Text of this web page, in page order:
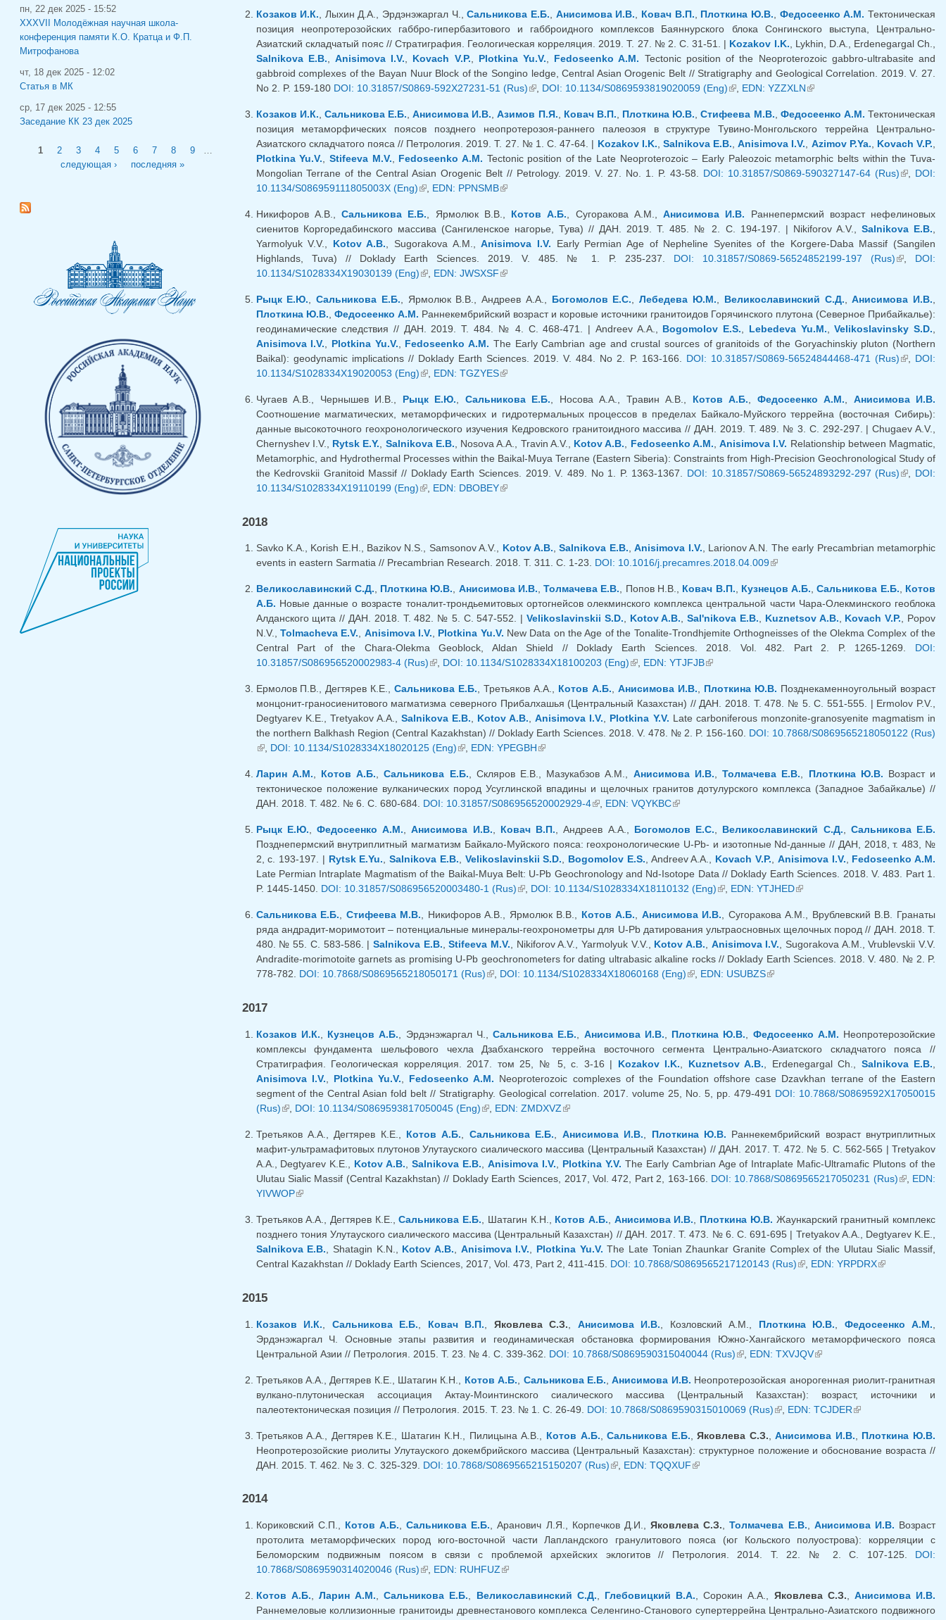
Козаков И.К. , Лыхин Д.А., Эрдэнэжаргал Ч.,Сальникова Е.Б. Анисимова И.В. Ковач В.П. Плоткина Ю.В. Федосеенко А.М. Тектоническая
позиция неопротерозойских габбро-гипербазитового и габброидного комплексов Баяннурского блока Сонгинского выступа, Центрально-
Азиатский складчатый пояс // Стратиграфия. Геологическая корреляция. 2019. Т. 27. № 2. С. 31-51. | Kozakov I.K. , Lykhin, D.A., Erdenegargal Ch.,
Salnikova E.B.
Anisimova I.V. Kovach V.P. Plotkina Yu.V. Fedoseenko A.M. Tectonic position of the Neoproterozoic gabbro-ultrabasite and
gabbroid complexes of the Bayan Nuur Block of the Songino ledge, Central Asian Orogenic Belt // Stratigraphy and Geological Correlation. 2019. V. 27.
No 2. P. 159-180 DOI: 10.31857/S0869-592X27231-51 (Rus)(внешняя ссылка)
, DOI: 10.1134/S0869593819020059 (Eng)(внешняя ссылка)
, EDN: YZZXLN(внешняя ссылка)
Козаков И.К. Сальникова Е.Б. ,Анисимова И.В. ,Азимов П.Я. Ковач В.П. Плоткина Ю.В. ,Стифеева М.В. Федосеенко А.М. Тектоническая
позиция метаморфических поясов позднего неопротерозоя-раннего палеозоя в структуре Тувино-Монгольского террейна Центрально-
Азиатского складчатого пояса // Петрология. 2019. Т. 27. № 1. С. 47-64. | Kozakov I.K. Salnikova E.B. ,Anisimova I.V. Azimov P.Ya. Kovach V.P.
Plotkina Yu.V.
Stifeeva M.V. Fedoseenko A.M. Tectonic position of the Late Neoproterozoic – Early Paleozoic metamorphic belts within the Tuva-
Mongolian Terrane of the Central Asian Orogenic Belt // Petrology. 2019. V. 27. No. 1. P. 43-58. DOI: 10.31857/S0869-590327147-64 (Rus)(внешняя
DOI:
10.1134/S086959111805003X (Eng)(внешняя ссылка)
, EDN: PPNSMB(внешняя ссылка)
Никифоров А.В., Сальникова Е.Б. , Ярмолюк В.В., Котов А.Б. , Сугоракова А.М., Анисимова И.В. Раннепермский возраст нефелиновых
сиенитов Коргоредабинского массива (Сангиленское нагорье, Тува) // ДАН. 2019. Т. 485. № 2. С. 194-197. | Nikiforov A.V., Salnikova E.B.
Yarmolyuk V.V., Kotov A.B. , Sugorakova A.M.,Anisimova I.V. Early Permian Age of Nepheline Syenites of the Korgere-Daba Massif (Sangilen
Highlands, Tuva) // Doklady Earth Sciences. 2019. V. 485. № 1. P. 235-237. DOI: 10.31857/S0869-56524852199-197 (Rus)(внешняя
, DOI:
10.1134/S1028334X19030139 (Eng)(внешняя ссылка)
, EDN: JWSXSF(внешняя ссылка)
Рыцк Е.Ю. ,Сальникова Е.Б. , Ярмолюк В.В., Андреев А.А., Богомолов Е.С. ,Лебедева Ю.М. Великославинский С.Д. ,Анисимова И.В.
Плоткина Ю.В. Федосеенко А.М. Раннекембрийский возраст и коровые источники гранитоидов Горячинского плутона (Северное Прибайкалье):
геодинамические следствия // ДАН. 2019. Т. 484. № 4. С. 468-471. | Andreev A.A., Bogomolov E.S. Lebedeva Yu.M. ,Velikoslavinsky S.D.
Anisimova I.V.
Plotkina Yu.V. Fedoseenko A.M. The Early Cambrian age and crustal sources of granitoids of the Goryachinskiy pluton (Northern
Baikal): geodynamic implications // Doklady Earth Sciences. 2019. V. 484. No 2. P. 163-166. DOI: 10.31857/S0869-56524844468-471 (Rus)(внешняя
, DOI:
10.1134/S1028334X19020053 (Eng)(внешняя ссылка)
, EDN: TGZYES(внешняя ссылка)
Чугаев А.В., Чернышев И.В., Рыцк Е.Ю. Сальникова Е.Б. , Носова А.А., Травин А.В., Котов А.Б. Федосеенко А.М.
Анисимова И.В.
Соотношение магматических, метаморфических и гидротермальных процессов в пределах Байкало-Муйского террейна (восточная Сибирь):
данные высокоточного геохронологического изучения Кедровского гранитоидного массива // ДАН. 2019. Т. 489. № 3. С. 292-297. | Chugaev A.V.,
Chernyshev I.V., Rytsk E.Y. Salnikova E.B. , Nosova A.A., Travin A.V., Kotov A.B. Fedoseenko A.M. Anisimova I.V. Relationship between Magmatic,
Metamorphic, and Hydrothermal Processes within the Baikal-Muya Terrane (Eastern Siberia): Constraints from High-Precision Geochronological Study of
the Kedrovskii Granitoid Massif // Doklady Earth Sciences. 2019. V. 489. No 1. P. 1363-1367. DOI: 10.31857/S0869-56524893292-297 (Rus)(внешняя
DOI:
10.1134/S1028334X19110199 (Eng)(внешняя ссылка)
, EDN: DBOBEY(внешняя ссылка)
2018
Savko K.A., Korish E.H., Bazikov N.S., Samsonov A.V., Kotov A.B.,Salnikova E.B.,Anisimova I.V., Larionov A.N. The early Precambrian metamorphic
events in eastern Sarmatia // Precambrian Research. 2018. Т. 311. С. 1-23. DOI: 10.1016/j.precamres.2018.04.009(внешняя ссылка)
Великославинский С.Д., Плоткина Ю.В., Анисимова И.В.,Толмачева Е.В., Попов Н.В., Ковач В.П., Кузнецов А.Б.,Сальникова Е.Б., Котов
А.Б. Новые данные о возрасте тоналит-трондьемитовых ортогнейсов олекминского комплекса центральной части Чара-Олекминского геоблока
Алданского щита // ДАН. 2018. Т. 482. № 5. С. 547-552. | Velikoslavinskii S.D., Kotov A.B.,Sal'nikova E.B., Kuznetsov A.B., Kovach V.P., Popov
N.V., Tolmacheva E.V., Anisimova I.V., Plotkina Yu.V. New Data on the Age of the Tonalite-Trondhjemite Orthogneisses of the Olekma Complex of the
Central Part of the Chara-Olekma Geoblock, Aldan Shield // Doklady Earth Sciences. 2018. Vol. 482. Part 2. P. 1265-1269. DOI:
10.31857/S086956520002983-4 (Rus)(внешняя ссылка)
, DOI: 10.1134/S1028334X18100203 (Eng)(внешняя ссылка)
, EDN: YTJFJB(внешняя ссылка)
Ермолов П.В., Дегтярев К.Е.,Сальникова Е.Б., Третьяков А.А., Котов А.Б.,Анисимова И.В., Плоткина Ю.В. Позднекаменноугольный возраст
монцонит-граносиенитового магматизма северного Прибалхашья (Центральный Казахстан) // ДАН. 2018. Т. 478. № 5. С. 551-555. | Ermolov P.V.,
Degtyarev K.E., Tretyakov A.A., Salnikova E.B., Kotov A.B.,Anisimova I.V., Plotkina Y.V. Late carboniferous monzonite-granosyenite magmatism in
the northern Balkhash Region (Central Kazakhstan) // Doklady Earth Sciences. 2018. V. 478. № 2. P. 156-160. DOI: 10.7868/S0869565218050122 (Rus)
(внешняя ссылка)
, DOI: 10.1134/S1028334X18020125 (Eng)(внешняя ссылка)
, EDN: YPEGBH(внешняя ссылка)
Ларин А.М., Котов А.Б.,Сальникова Е.Б., Скляров Е.В., Мазукабзов А.М., Анисимова И.В.,Толмачева Е.В., Плоткина Ю.В. Возраст и
тектоническое положение вулканических пород Усуглинской впадины и щелочных гранитов дотулурского комплекса (Западное Забайкалье) //
ДАН. 2018. Т. 482. № 6. С. 680-684. DOI: 10.31857/S086956520002929-4(внешняя ссылка)
, EDN: VQYKBC(внешняя ссылка)
Рыцк Е.Ю., Федосеенко А.М.,Анисимова И.В., Ковач В.П., Андреев А.А., Богомолов Е.С., Великославинский С.Д., Сальникова Е.Б.
Позднепермский внутриплитный магматизм Байкало-Муйского пояса: геохронологические U-Pb- и изотопные Nd-данные // ДАН, 2018, т. 483, №
2, с. 193-197. | Rytsk E.Yu.,Salnikova E.B., Velikoslavinskii S.D., Bogomolov E.S., Andreev A.A., Kovach V.P., Anisimova I.V., Fedoseenko A.M.
Late Permian Intraplate Magmatism of the Baikal-Muya Belt: U-Pb Geochronology and Nd-Isotope Data // Doklady Earth Sciences. 2018. V. 483. Part 1.
P. 1445-1450. DOI: 10.31857/S086956520003480-1 (Rus)(внешняя ссылка)
, DOI: 10.1134/S1028334X18110132 (Eng)(внешняя ссылка)
, EDN: YTJHED(внешняя ссылка)
Сальникова Е.Б., Стифеева М.В., Никифоров А.В., Ярмолюк В.В., Котов А.Б., Анисимова И.В., Сугоракова А.М., Врублевский В.В. Гранаты
ряда андрадит-моримотоит – потенциальные минералы-геохронометры для U-Pb датирования ультраосновных щелочных пород // ДАН. 2018. Т.
480. № 55. С. 583-586. |Salnikova E.B.,Stifeeva M.V., Nikiforov A.V., Yarmolyuk V.V., Kotov A.B., Anisimova I.V., Sugorakova A.M., Vrublevskii V.V.
Andradite-morimotoite garnets as promising U-Pb geochronometers for dating ultrabasic alkaline rocks // Doklady Earth Sciences. 2018. V. 480. № 2. P.
778-782. DOI: 10.7868/S0869565218050171 (Rus)(внешняя ссылка)
, DOI: 10.1134/S1028334X18060168 (Eng)(внешняя ссылка)
, EDN: USUBZS(внешняя ссылка)
2017
Козаков И.К. Кузнецов А.Б. , Эрдэнэжаргал Ч., Сальникова Е.Б. Анисимова И.В. Плоткина Ю.В. Федосеенко А.М. Неопротерозойские
комплексы фундамента шельфового чехла Дзабханского террейна восточного сегмента Центрально-Азиатского складчатого пояса //
Стратиграфия. Геологическая корреляция. 2017. том 25, № 5, с. 3-16 | Kozakov I.K. Kuznetsov A.B. , Erdenegargal Ch., Salnikova E.B.
Anisimova I.V.
Plotkina Yu.V. Fedoseenko A.M. Neoproterozoic complexes of the Foundation offshore case Dzavkhan terrane of the Eastern
segment of the Central Asian fold belt // Stratigraphy. Geological correlation. 2017. volume 25, No. 5, pp. 479-491 DOI: 10.7868/S0869592X17050015
(Rus)(внешняя ссылка)
, DOI: 10.1134/S0869593817050045 (Eng)(внешняя ссылка)
, EDN: ZMDXVZ(внешняя ссылка)
Третьяков А.А., Дегтярев К.Е., Котов А.Б. Сальникова Е.Б. Анисимова И.В. Плоткина Ю.В. Раннекембрийский возраст внутриплитных
мафит-ультрамафитовых плутонов Улутауского сиалического массива (Центральный Казахстан) // ДАН. 2017. Т. 472. № 5. С. 562-565 | Tretyakov
A.A., Degtyarev K.E., Kotov A.B. ,Salnikova E.B. ,Anisimova I.V. Plotkina Y.V. The Early Cambrian Age of Intraplate Mafic-Ultramafic Plutons of the
Ulutau Sialic Massif (Central Kazakhstan) // Doklady Earth Sciences, 2017, Vol. 472, Part 2, 163-166. DOI: 10.7868/S0869565217050231 (Rus)(внешняя
, EDN:
YIVWOP(внешняя ссылка)
Третьяков А.А., Дегтярев К.Е.,Сальникова Е.Б. , Шатагин К.Н., Котов А.Б. Анисимова И.В. Плоткина Ю.В. Жаункарский гранитный комплекс
позднего тония Улутауского сиалического массива (Центральный Казахстан) // ДАН. 2017. Т. 473. № 6. С. 691-695 | Tretyakov A.A., Degtyarev K.E.,
Salnikova E.B. , Shatagin K.N., Kotov A.B. Anisimova I.V. Plotkina Yu.V. The Late Tonian Zhaunkar Granite Complex of the Ulutau Sialic Massif,
Central Kazakhstan // Doklady Earth Sciences, 2017, Vol. 473, Part 2, 411-415. DOI: 10.7868/S0869565217120143 (Rus)(внешняя ссылка)
, EDN: YRPDRX(внешняя
2015
Козаков И.К. Сальникова Е.Б. Ковач В.П. Яковлева С.З. Анисимова И.В. , Козловский А.М., Плоткина Ю.В. Федосеенко А.М.
Эрдэнэжаргал Ч. Основные этапы развития и геодинамическая обстановка формирования Южно-Хангайского метаморфического пояса
Центральной Азии // Петрология. 2015. Т. 23. № 4. С. 339-362. DOI: 10.7868/S0869590315040044 (Rus)(внешняя ссылка)
, EDN: TXVJQV(внешняя ссылка)
Третьяков А.А., Дегтярев К.Е., Шатагин К.Н., Котов А.Б. Сальникова Е.Б. ,Анисимова И.В. Неопротерозойская анорогенная риолит-гранитная
вулкано-плутоническая ассоциация Актау-Моинтинского сиалического массива (Центральный Казахстан): возраст, источники и
палеотектоническая позиция // Петрология. 2015. Т. 23. № 1. С. 26-49. DOI: 10.7868/S0869590315010069 (Rus)(внешняя ссылка)
, EDN: TCJDER(внешняя ссылка)
Третьяков А.А., Дегтярев К.Е., Шатагин К.Н., Пилицына А.В., Котов А.Б. ,Сальникова Е.Б. ,Яковлева С.З. ,Анисимова И.В.
Плоткина Ю.В.
Неопротерозойские риолиты Улутауского докембрийского массива (Центральный Казахстан): структурное положение и обоснование возраста //
ДАН. 2015. Т. 462. № 3. С. 325-329. DOI: 10.7868/S0869565215150207 (Rus)(внешняя ссылка)
, EDN: TQQXUF(внешняя ссылка)
2014
Кориковский С.П., Котов А.Б.,Сальникова Е.Б., Аранович Л.Я., Корпечков Д.И.,Яковлева С.З.,Толмачева Е.В., Анисимова И.В. Возраст
протолита метаморфических пород юго-восточной части Лапландского гранулитового пояса (юг Кольского полуострова): корреляции с
Беломорским подвижным поясом в связи с проблемой архейских эклогитов // Петрология. 2014. Т. 22. № 2. С. 107-125. DOI:
10.7868/S0869590314020046 (Rus)(внешняя ссылка)
, EDN: RUHFUZ(внешняя ссылка)
Котов А.Б., Ларин А.М.,Сальникова Е.Б., Великославинский С.Д., Глебовицкий В.А., Сорокин А.А., Яковлева С.З., Анисимова И.В.
Раннемеловые коллизионные гранитоиды древнестанового комплекса Селенгино-Станового супертеррейна Центрально-Азиатского подвижного
пн, 22 дек 2025 - 15:52
XXXVII Молодёжная научная школа-
конференция памяти К.О. Кратца и Ф.П.
Митрофанова
чт, 18 дек 2025 - 12:02
Статья в МК
ср, 17 дек 2025 - 12:55
Заседание КК 23 дек 2025
Страницы
1 2 3 4 5 6 7 8 9
следующая ›
последняя »